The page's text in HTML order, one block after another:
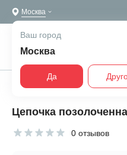
Москва
Ваш город
Москва
Да
Главная Все украшения
Цепочка
0 отзывов